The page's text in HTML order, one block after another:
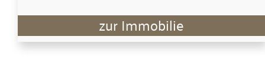
zur Immobilie